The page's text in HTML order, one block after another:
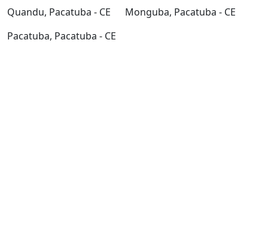
Quandu, Pacatuba - CE
Monguba, Pacatuba - CE
Pacatuba, Pacatuba - CE